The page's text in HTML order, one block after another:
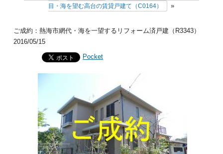
目・海を望む高台の賃貸戸建て（C0164）
»
ご成約：熱海市網代・海を一望するリフォーム済戸建（R3343）
2016/05/15
Pocket